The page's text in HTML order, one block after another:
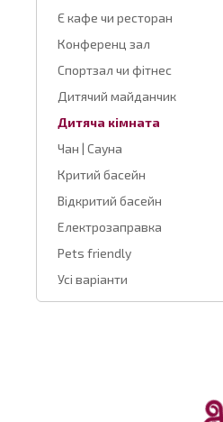
Є кафе чи ресторан
Конференц зал
Спортзал чи фітнес
Дитячий майданчик
Дитяча кімната
Чан | Сауна
Критий басейн
Відкритий басейн
Електрозаправка
Pets friendly
Усі варіанти